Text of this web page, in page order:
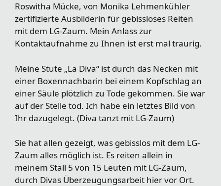
Roswitha Mücke, von Monika Lehmenkühler
zertifizierte Ausbilderin für gebissloses Reiten
mit dem LG-Zaum. Mein Anlass zur
Kontaktaufnahme zu Ihnen ist erst mal traurig.
Meine Stute „La Diva“ ist durch das Necken mit
einer Boxennachbarin bei einem Kopfschlag an
einer Säule plötzlich zu Tode gekommen. Sie war
auf der Stelle tod. Ich habe ein letztes Bild von
Ihr dazugelegt. (Diva tanzt mit LG-Zaum)
Sie hat allen gezeigt, was gebisslos mit dem LG-
Zaum alles möglich ist. Es reiten allein in
meinem Stall 5 von 15 Leuten mit LG-Zaum,
durch Divas Überzeugungsarbeit hier vor Ort.